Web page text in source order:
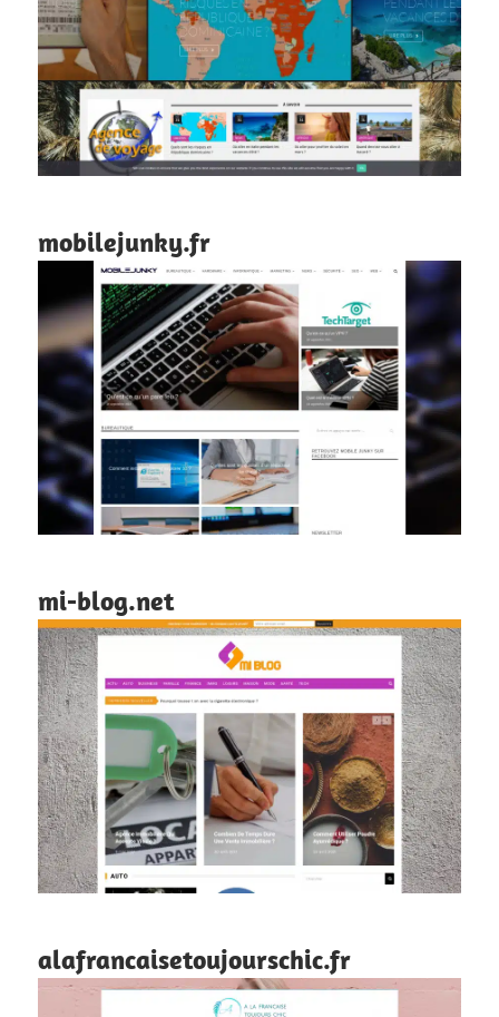
mobilejunky.fr
mi-blog.net
alafrancaisetoujourschic.fr